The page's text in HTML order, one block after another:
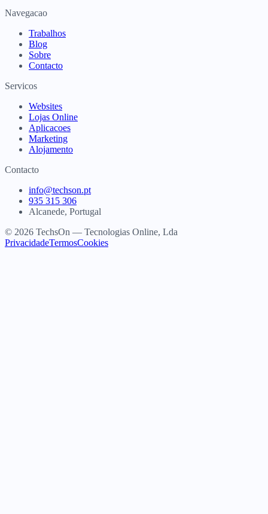
Navegacao
Trabalhos
Blog
Sobre
Contacto
Servicos
Websites
Lojas Online
Aplicacoes
Marketing
Alojamento
Contacto
info@techson.pt
935 315 306
Alcanede, Portugal
© 2026 TechsOn — Tecnologias Online, Lda
PrivacidadeTermosCookies